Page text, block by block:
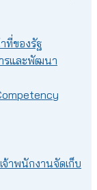
ที่ของรัฐ
รและพัฒนา
าพนักงานจัดเก็บ